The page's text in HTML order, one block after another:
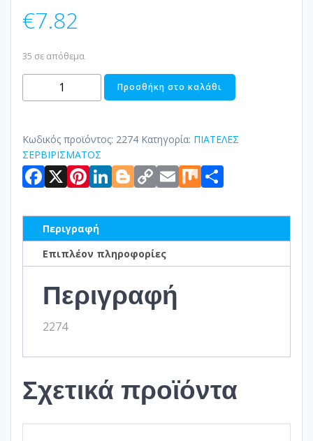
€7.82
35 σε απόθεμα
ΠΙΑΤΕΛΑ
ΜΕ
ΓΥΑΛΙΝΗ
ποσότητα
Προσθήκη στο καλάθι
Κωδικός προϊόντος: 2274 Κατηγορία: ΠΙΑΤΕΛΕΣ
ΣΕΡΒΙΡΙΣΜΑΤΟΣ
Facebook
X Pinterest
LinkedIn
Blogger
Copy
Link
Email
Mix
Περιγραφή
Επιπλέον πληροφορίες
Περιγραφή
2274
Σχετικά προϊόντα